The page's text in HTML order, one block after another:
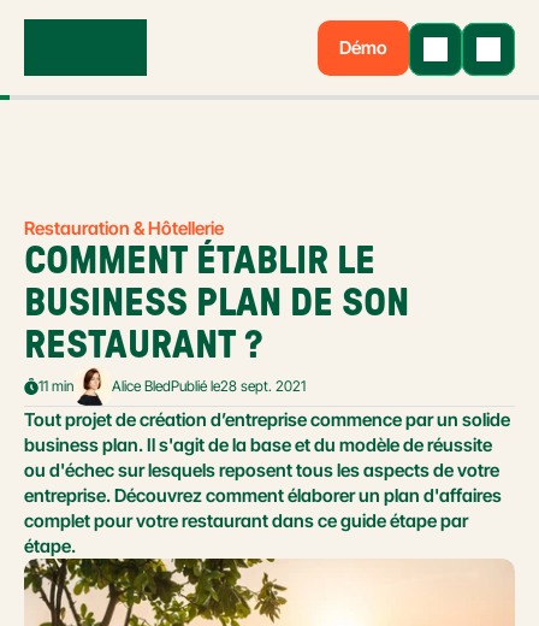
Démo
Restauration & Hôtellerie
COMMENT ÉTABLIR LE
BUSINESS PLAN DE SON
RESTAURANT ?
11 min Alice BledPublié le28 sept. 2021
Tout projet de création d’entreprise commence par un solide
business plan. Il s'agit de la base et du modèle de réussite
ou d'échec sur lesquels reposent tous les aspects de votre
entreprise. Découvrez comment élaborer un plan d'affaires
complet pour votre restaurant dans ce guide étape par
étape.